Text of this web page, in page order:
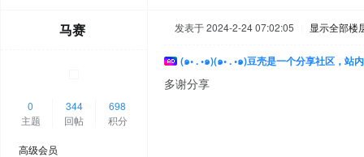
马赛
0
主题
344
回帖
698
积分
高级会员
发表于 2024-2-24 07:02:05 显示全部楼
(๑• . •๑)(๑• . •๑)豆壳是一个分享社区，站
多谢分享